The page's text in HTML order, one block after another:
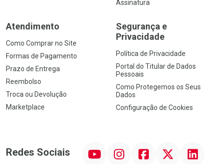
Assinatura
Atendimento
Como Comprar no Site
Formas de Pagamento
Prazo de Entrega
Reembolso
Troca ou Devolução
Marketplace
Segurança e
Privacidade
Política de Privacidade
Portal do Titular de Dados
Pessoais
Como Protegemos os Seus
Dados
Configuração de Cookies
Redes Sociais InstagramFacebook Linkedin